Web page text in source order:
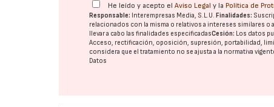
He leído y acepto elAviso Legal y la Política de
Responsable: Interempresas Media, S.L.U.Finalidades:
relacionados con la misma o relativos a intereses similares o
llevar a cabo las finalidades especificadasCesión: Los datos
Acceso, rectificación, oposición, supresión, portabilidad,
considera que el tratamiento no se ajusta a la normativa
Datos